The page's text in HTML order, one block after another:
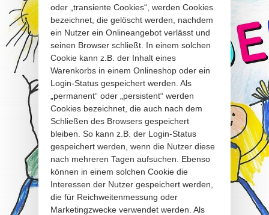
oder „transiente Cookies“, werden Cookies
bezeichnet, die gelöscht werden, nachdem
ein Nutzer ein Onlineangebot verlässt und
seinen Browser schließt. In einem solchen
Cookie kann z.B. der Inhalt eines
Warenkorbs in einem Onlineshop oder ein
Login-Status gespeichert werden. Als
„permanent“ oder „persistent“ werden
Cookies bezeichnet, die auch nach dem
Schließen des Browsers gespeichert
bleiben. So kann z.B. der Login-Status
gespeichert werden, wenn die Nutzer diese
nach mehreren Tagen aufsuchen. Ebenso
können in einem solchen Cookie die
Interessen der Nutzer gespeichert werden,
die für Reichweitenmessung oder
Marketingzwecke verwendet werden. Als